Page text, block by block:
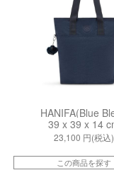
HANIFA(Blue
39 x 39 x 14
23,100 円(税込)
この商品を探す